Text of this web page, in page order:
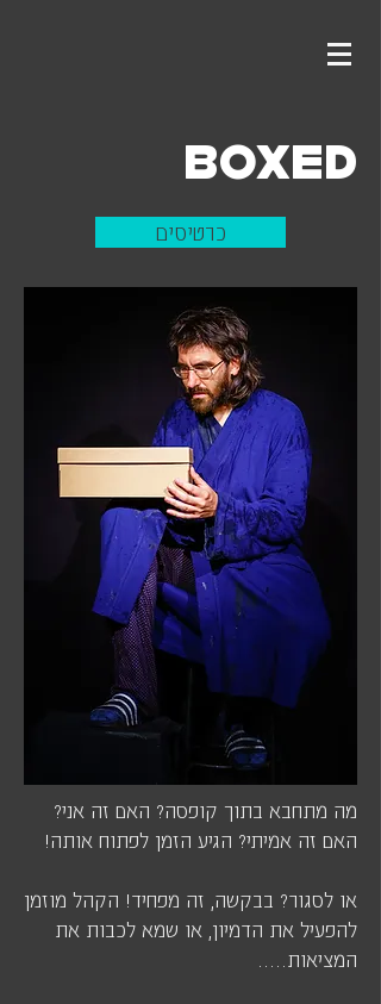
Boxed
כרטיסים
מה מתחבא בתוך קופסה? האם זה אני?
האם זה אמיתי? הגיע הזמן לפתוח אותה!
או לסגור? בבקשה, זה מפחיד! הקהל מוזמן
להפעיל את הדמיון, או שמא לכבות את
המציאות.....